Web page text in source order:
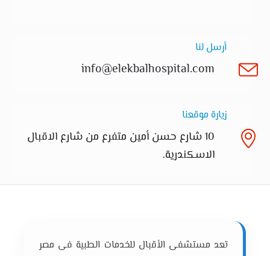
أرسل لنا
info@elekbalhospital.com
زيارة موقعنا
10 شارع حسن أمين متفرع من شارع الاقبال
الاسكندرية.
تعد مستشفى الأقبال للخدمات الطبية فى مصر